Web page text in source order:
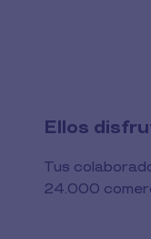
Ellos
Tus
24.000